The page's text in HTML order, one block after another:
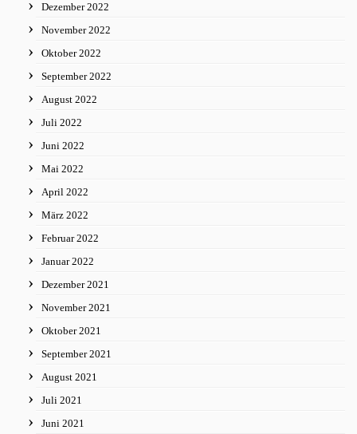
Dezember 2022
November 2022
Oktober 2022
September 2022
August 2022
Juli 2022
Juni 2022
Mai 2022
April 2022
März 2022
Februar 2022
Januar 2022
Dezember 2021
November 2021
Oktober 2021
September 2021
August 2021
Juli 2021
Juni 2021